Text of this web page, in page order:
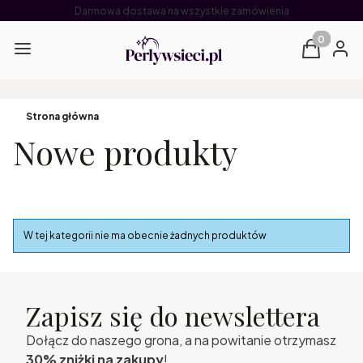
Darmowa dostawa na wszystkie zamówienia
Menu Produkty
Koszyk
Strona główna
Nowe produkty
Lista produktów
W tej kategorii nie ma obecnie żadnych produktów
Zapisz się do newslettera
Dołącz do naszego grona, a na powitanie otrzymasz
30% zniżki na zakupy!